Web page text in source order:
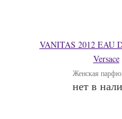
VANITAS 2012 EAU
Versace
Женская
нет в